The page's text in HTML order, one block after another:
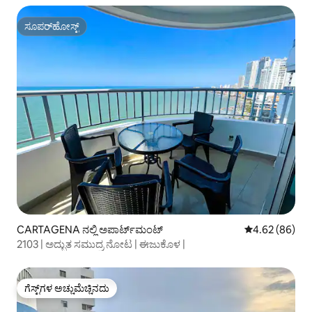
ಸೂಪರ್‌ಹೋಸ್ಟ್
ಸೂಪರ್‌ಹೋಸ್ಟ್
CARTAGENA ನಲ್ಲಿ ಅಪಾರ್ಟ್‌ಮಂಟ್ 5 ರಲ್ಲಿ 4.62
4.62 (86)
2103 | ಅದ್ಭುತ ಸಮುದ್ರ ನೋಟ | ಈಜುಕೊಳ |
ಗೆಸ್ಟ್‌ಗಳ ಅಚ್ಚುಮೆಚ್ಚಿನದು
ಗೆಸ್ಟ್‌ಗಳ ಅಚ್ಚುಮೆಚ್ಚಿನದು